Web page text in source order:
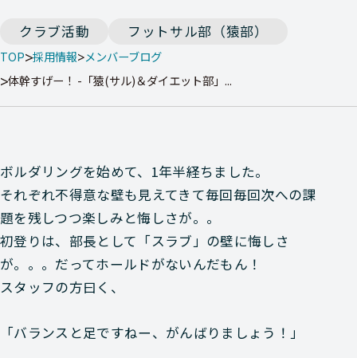
クラブ活動 フットサル部（猿部）
TOP 採用情報 メンバーブログ
体幹すげー！ -「猿(サル)＆ダイエット部」...
ボルダリングを始めて、1年半経ちました。
それぞれ不得意な壁も見えてきて毎回毎回次への課
題を残しつつ楽しみと悔しさが。。
初登りは、部長として 「スラブ」の壁に悔しさ
が。。。だってホールドがない んだもん！
スタッフの方曰く、
「バランスと足ですねー、がんばりましょう！」